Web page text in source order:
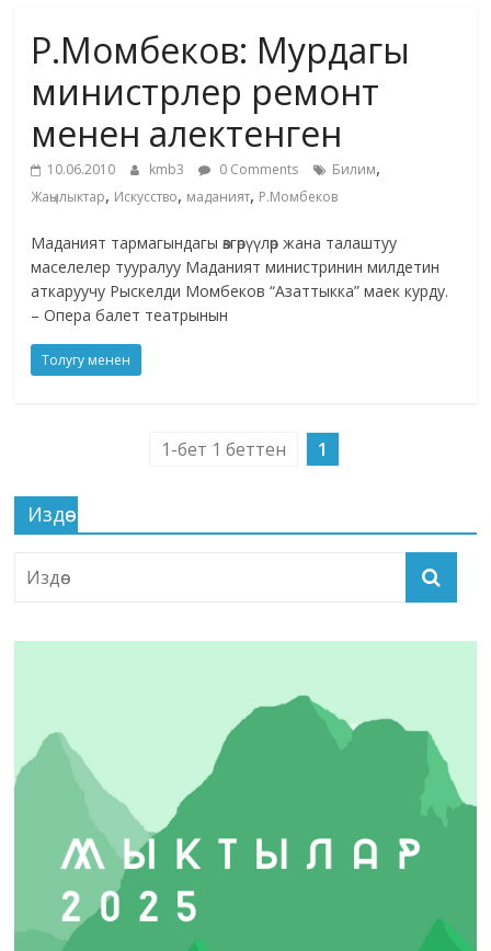
жана
Р.Момбеков: Мурдагы
министрлер ремонт
менен алектенген
10.06.2010 kmb3 0 Comments Билим,
Жаңылыктар, Искусство, маданият, Р.Момбеков
Маданият тармагындагы өзгөрүүлөр жана талаштуу
маселелер тууралуу Маданият министринин милдетин
аткаруучу Рыскелди Момбеков “Азаттыкка” маек курду.
– Опера балет театрынын
Толугу менен
1-бет 1 беттен 1
Издөө